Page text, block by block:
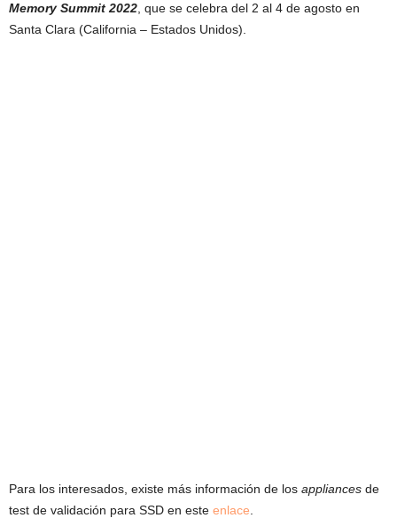
Memory Summit 2022 , que se celebra del 2 al 4 de agosto en
Santa Clara (California – Estados Unidos).
Para los interesados, existe más información de los appliances de
test de validación para SSD en este enlace